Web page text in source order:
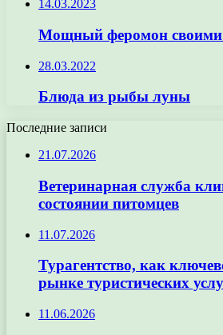
14.03.2023
Мощный феромон
28.03.2022
Блюда из рыбы луны
Последние записи
21.07.2026
Ветеринарная служба
состоянии питомцев
11.07.2026
Турагентство, как
рынке туристических
11.06.2026